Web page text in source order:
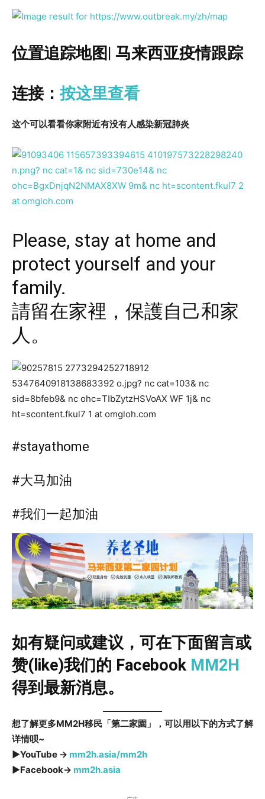
位置追踪地图| 马来西亚疫情跟踪
连接： 按这里查看
这个可以看看你家附近有没有人感染新冠肺炎
Please, stay at home and
protect yourself and your
family.
請留在家裡，保護自己和家
人。
#stayathome
#大马加油
#我们一起加油
如有疑问或建议，可在下面留言或
赞(like)我们的 Facebook MM2H
得到最新消息。
想了解更多MM2H移民「第二家園」，可以用以下的方式了解
详情呗~
►YouTube → mm2h.asia/mm2h
►Facebook→ mm2h.asia